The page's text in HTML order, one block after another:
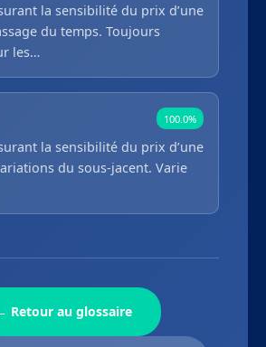
la sensibilité du prix d’une
du temps. Toujours
les…
100.0%
la sensibilité du prix d’une
du sous-jacent. Varie
Retour au glossaire